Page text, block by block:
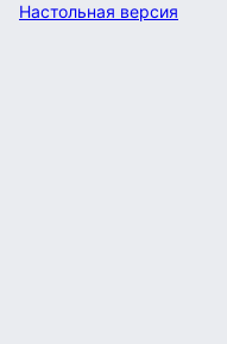
Настольная версия